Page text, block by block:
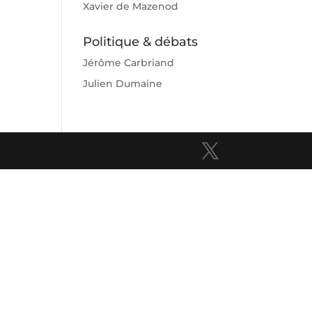
Xavier de Mazenod
Politique & débats
Jérôme Carbriand
Julien Dumaine